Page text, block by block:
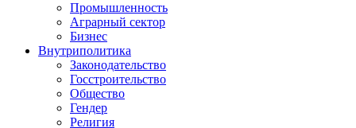
Промышленность
Аграрный сектор
Бизнес
Внутриполитика
Законодательство
Госстроительство
Общество
Гендер
Религия